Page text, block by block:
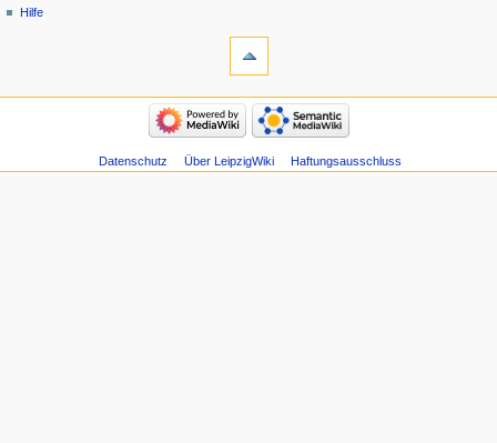
Hilfe
Datenschutz Über LeipzigWiki Haftungsausschluss